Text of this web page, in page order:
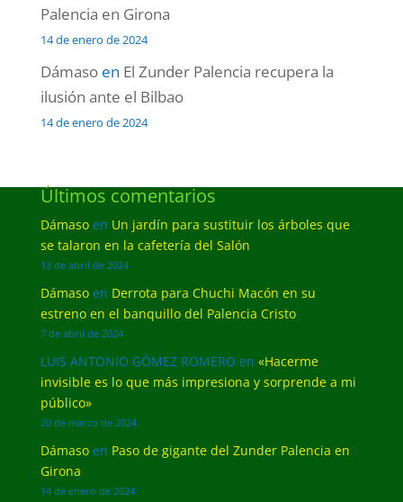
Palencia en Girona
14 de enero de 2024
Dámasoen El Zunder Palencia recupera la
ilusión ante el Bilbao
14 de enero de 2024
Últimos comentarios
Dámasoen Un jardín para sustituir los árboles que
se talaron en la cafetería del Salón
13 de abril de 2024
Dámasoen Derrota para Chuchi Macón en su
estreno en el banquillo del Palencia Cristo
7 de abril de 2024
LUIS ANTONIO GÓMEZ ROMERO en «Hacerme
invisible es lo que más impresiona y sorprende a mi
público»
20 de marzo de 2024
Dámasoen Paso de gigante del Zunder Palencia en
Girona
14 de enero de 2024